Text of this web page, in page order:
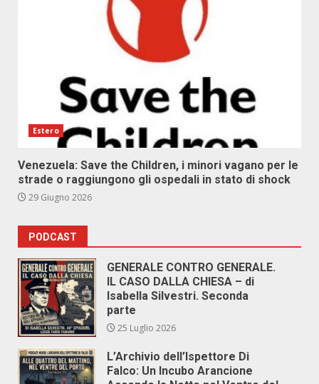
Estero
Venezuela: Save the Children, i minori vagano per le
strade o raggiungono gli ospedali in stato di shock
29 Giugno 2026
PODCAST
GENERALE CONTRO GENERALE.
IL CASO DALLA CHIESA – di
Isabella Silvestri. Seconda
parte
25 Luglio 2026
L’Archivio dell’Ispettore Di
Falco: Un Incubo Arancione